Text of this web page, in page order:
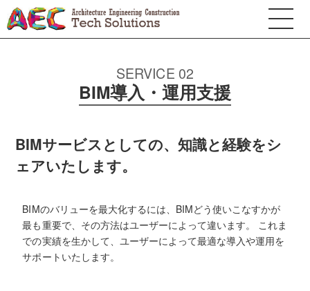
SERVICE 02
BIM導入・運用支援
BIMサービスとしての、知識と経験をシ
ェアいたします。
BIMのバリューを最大化するには、BIMどう使いこなすかが
最も重要で、その方法はユーザーによって違います。 これま
での実績を生かして、ユーザーによって最適な導入や運用を
サポートいたします。